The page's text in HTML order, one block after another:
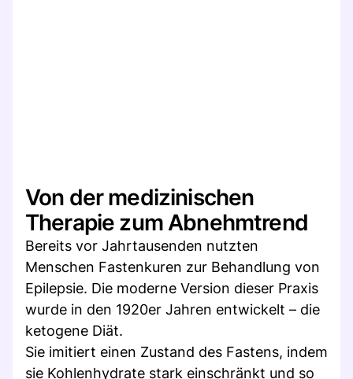
Von der medizinischen
Therapie zum Abnehmtrend
Bereits vor Jahrtausenden nutzten
Menschen Fastenkuren zur Behandlung von
Epilepsie. Die moderne Version dieser Praxis
wurde in den 1920er Jahren entwickelt – die
ketogene Diät.
Sie imitiert einen Zustand des Fastens, indem
sie Kohlenhydrate stark einschränkt und so